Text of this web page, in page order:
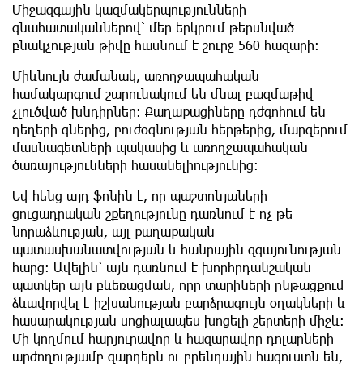
Միջազգային կազմակերպությունների
գնահատականներով՝ մեր երկրում թերսնված
բնակչության թիվը հասնում է շուրջ 560 հազարի։
Միևնույն ժամանակ, առողջապահական
համակարգում շարունակում են մնալ բազմաթիվ
չլուծված խնդիրներ։ Քաղաքացիները դժգոհում են
դեղերի գներից, բուժօգնության հերթերից, մարզերում
մասնագետների պակասից և առողջապահական
ծառայությունների հասանելիությունից։
Եվ հենց այդ ֆոնին է, որ պաշտոնյաների
ցուցադրական շքեղությունը դառնում է ոչ թե
նորաձևության, այլ քաղաքական
պատասխանատվության և հանրային զգայունության
հարց։ Ավելին՝ այն դառնում է խորհրդանշական
պատկեր այն բևեռացման, որը տարիների ընթացքում
ձևավորվել է իշխանության բարձրագույն օղակների և
հասարակության սոցիալապես խոցելի շերտերի միջև։
Մի կողմում հարյուրավոր և հազարավոր դոլարների
արժողությամբ զարդերն ու բրենդային հագուստն են,